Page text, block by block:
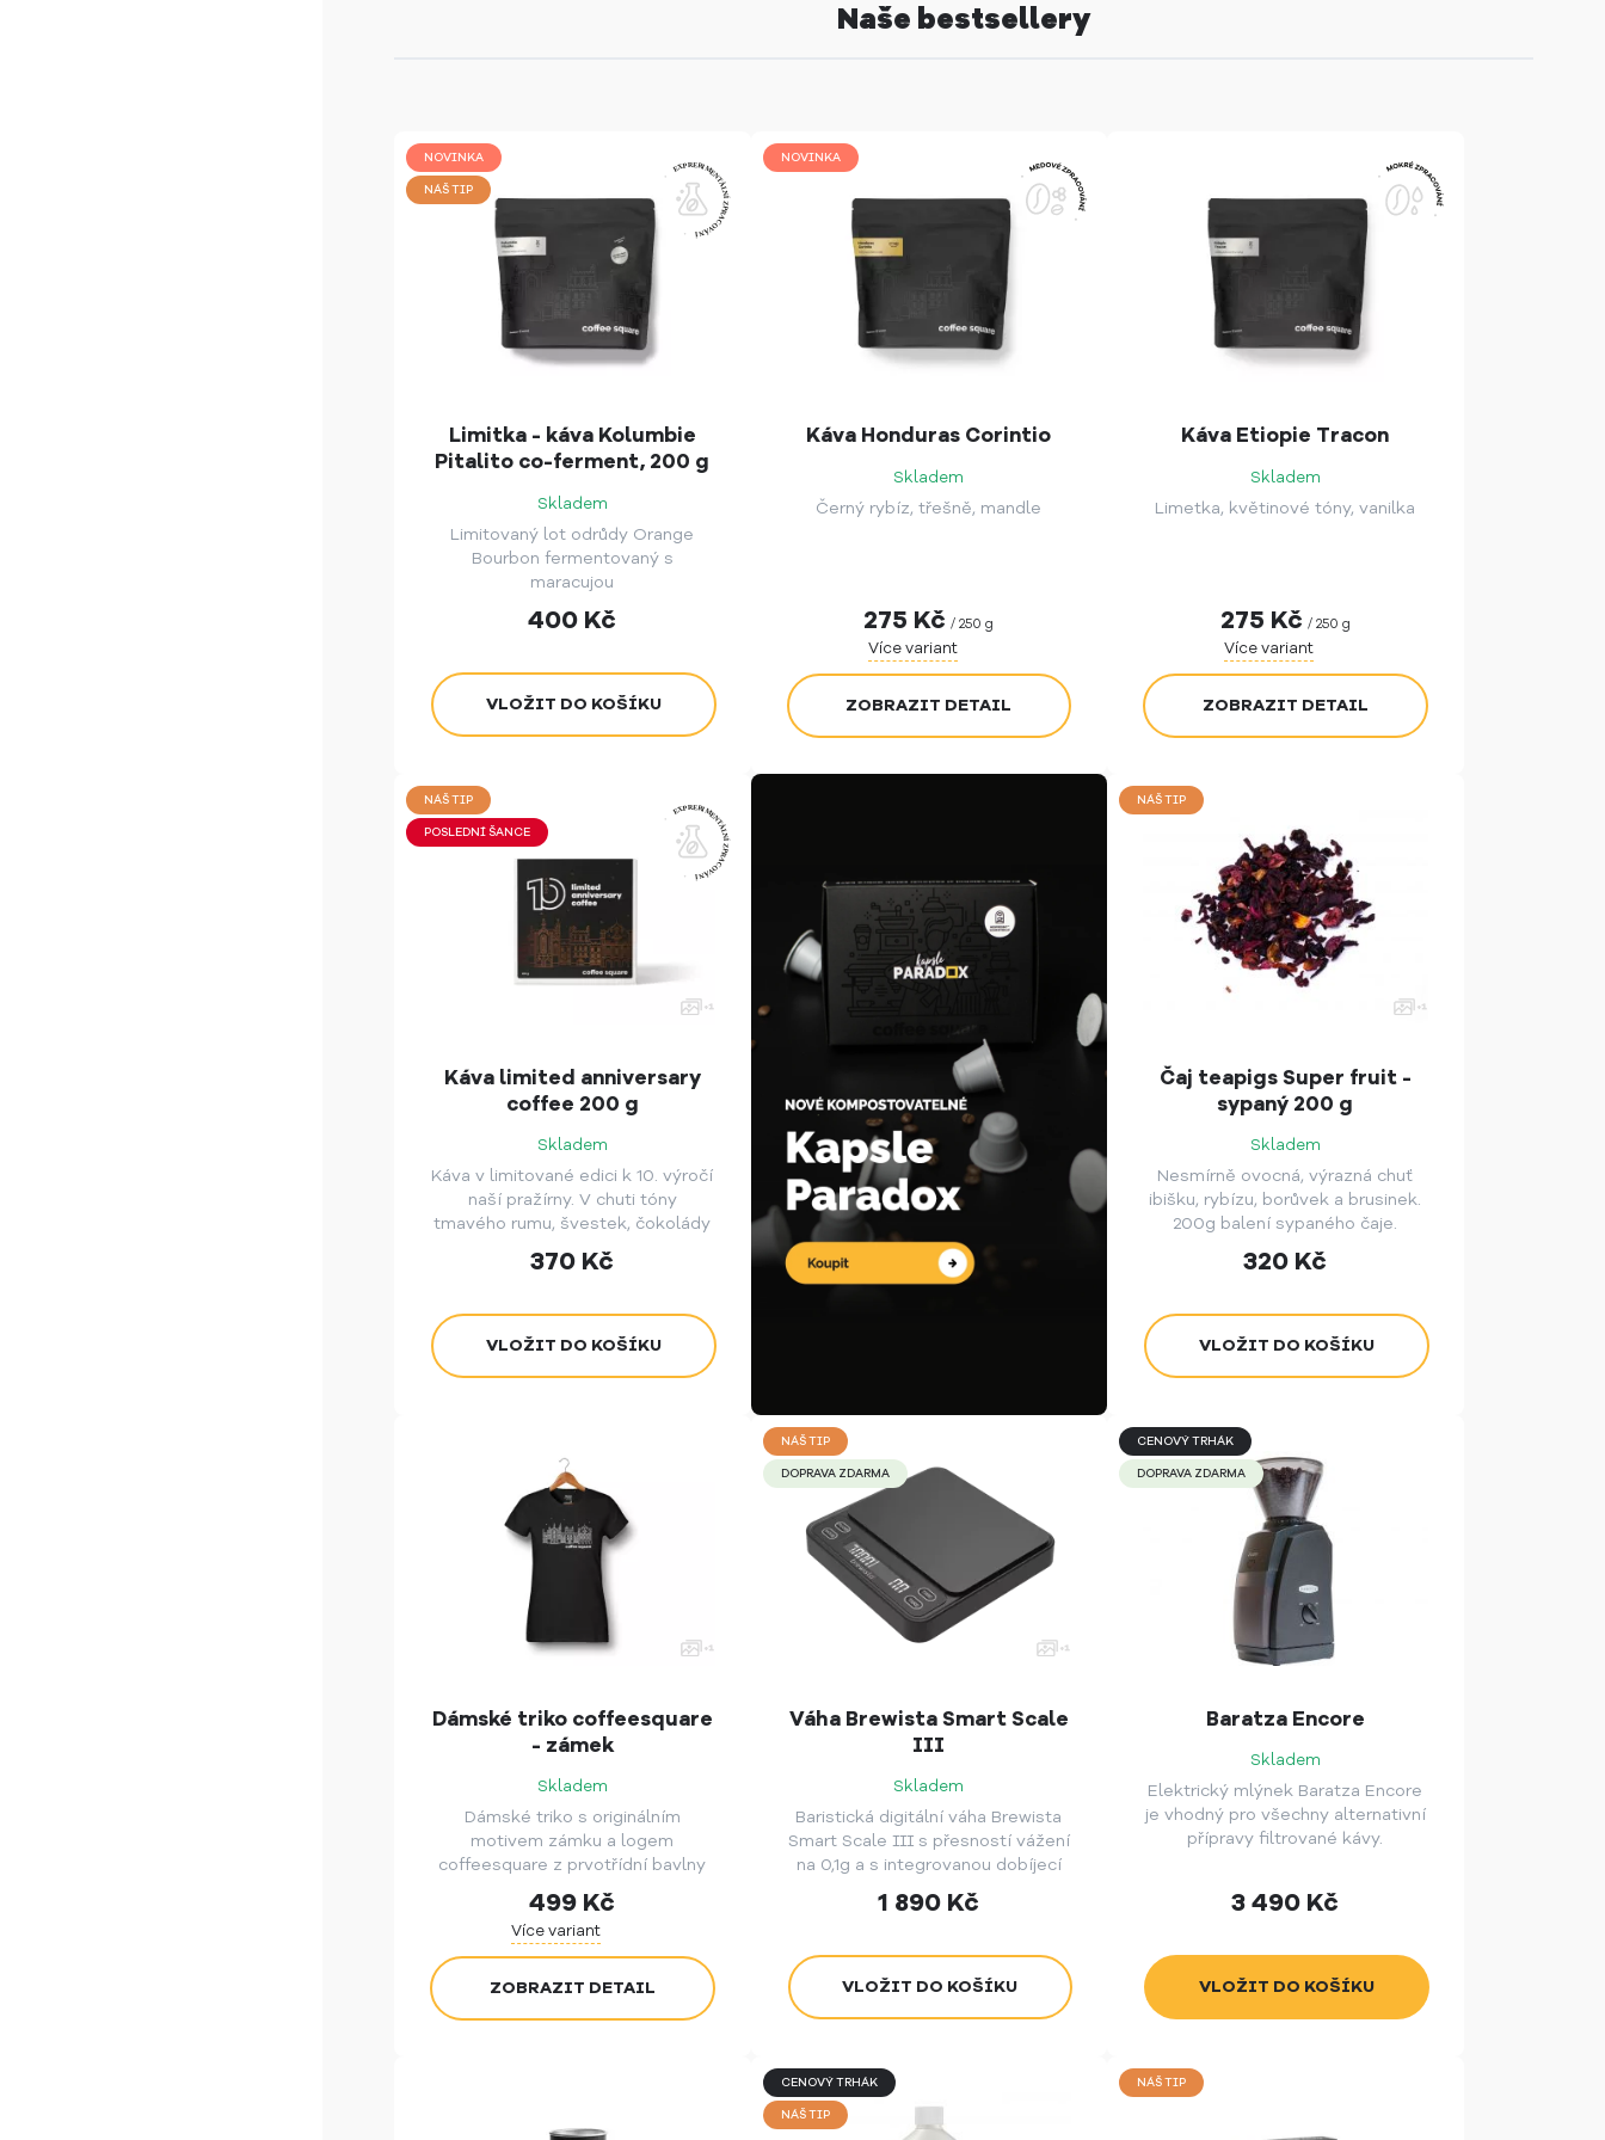
Naše bestsellery
NOVINKA
NÁŠ TIP
Limitka - káva Kolumbie
Pitalito co-ferment, 200 g
Skladem
Limitovaný lot odrůdy Orange
Bourbon fermentovaný s
maracujou
400 Kč
NOVINKA
Káva Honduras Corintio
Skladem
Černý rybíz, třešně, mandle
275 Kč / 250 g
Více variant
ZOBRAZIT DETAIL
Káva Etiopie Tracon
Skladem
Limetka, květinové tóny, vanilka
275 Kč / 250 g
Více variant
ZOBRAZIT DETAIL
NÁŠ TIP
POSLEDNÍ ŠANCE
Káva limited anniversary
coffee 200 g
Skladem
Káva v limitované edici k 10. výročí
naší pražírny. V chuti tóny
tmavého rumu, švestek, čokolády
a pomerančové kůry.
370 Kč
NÁŠ TIP
Čaj teapigs Super fruit -
sypaný 200 g
Skladem
Nesmírně ovocná, výrazná chuť
ibišku, rybízu, borůvek a brusinek.
200g balení sypaného čaje.
320 Kč
Dámské triko coffeesquare
- zámek
Skladem
Dámské triko s originálním
motivem zámku a logem
coffeesquare z prvotřídní bavlny
od dánské firmy Neutral s
důrazem na ekologii a udržitelnost
módy.
499 Kč
Více variant
ZOBRAZIT DETAIL
NÁŠ TIP
DOPRAVA ZDARMA
Váha Brewista Smart Scale
III
Skladem
Baristická digitální váha Brewista
Smart Scale III s přesností vážení
na 0,1g a s integrovanou dobíjecí
baterií pomocí USB kabelu.
1 890 Kč
CENOVÝ TRHÁK
DOPRAVA ZDARMA
Baratza Encore
Skladem
Elektrický mlýnek Baratza Encore
je vhodný pro všechny alternativní
přípravy filtrované kávy.
3 490 Kč
CENOVÝ TRHÁK
NÁŠ TIP
NÁŠ TIP